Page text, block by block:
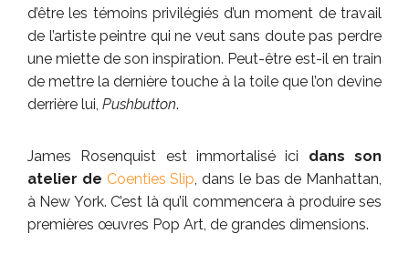
d’être les témoins privilégiés d’un moment de travail
de l’artiste peintre qui ne veut sans doute pas perdre
une miette de son inspiration. Peut-être est-il en train
de mettre la dernière touche à la toile que l’on devine
derrière lui, Pushbutton.
James Rosenquist est immortalisé ici dans son
atelier de Coenties Slip , dans le bas de Manhattan,
à New York. C’est là qu’il commencera à produire ses
premières œuvres Pop Art, de grandes dimensions.